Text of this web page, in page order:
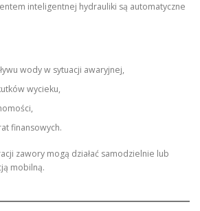
inteligentnej hydrauliki są automatyczne
wody w sytuacji awaryjnej,
wycieku,
finansowych.
zawory mogą działać samodzielnie lub
mobilną.